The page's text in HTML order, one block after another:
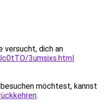
versucht, dich an
3umsixs.html
möchtest, kannst
.